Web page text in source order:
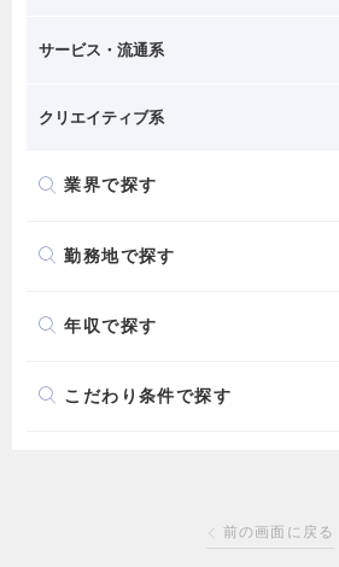
サービス・流通系
クリエイティブ系
業界で探す
勤務地で探す
年収で探す
こだわり条件で探す
前の画面に戻る